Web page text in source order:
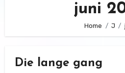
juni
Home J
Die lange gang